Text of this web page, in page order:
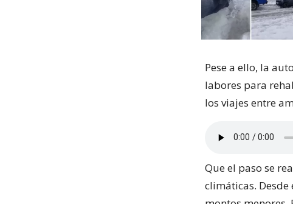
Pese a ello, la
labores para
los viajes entre
Que el paso se
climáticas.